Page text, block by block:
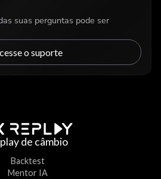
suas perguntas pode ser
o suporte
de câmbio
Backtest
Mentor IA